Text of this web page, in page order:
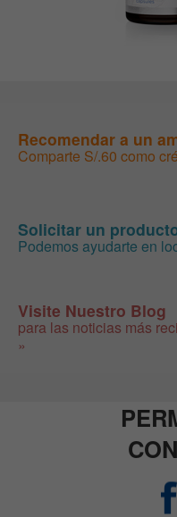
Recomendar a un
Comparte S/.60 como
Solicitar un
Podemos ayudarte en
Visite Nuestro Blog
para las noticias más
»